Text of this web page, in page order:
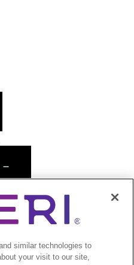
menu
報告
ントとプレゼンテーション
similar technologies to
your visit to our site,